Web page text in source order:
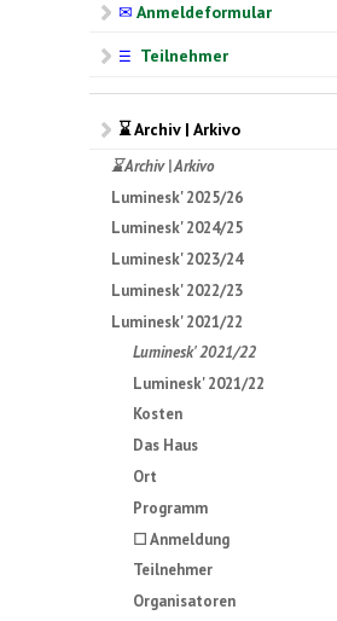
✉ Anmeldeformular
☰ Teilnehmer
⌛ Archiv | Arkivo
⌛ Archiv | Arkivo
Luminesk' 2025/26
Luminesk' 2024/25
Luminesk' 2023/24
Luminesk' 2022/23
Luminesk' 2021/22
Luminesk' 2021/22
Luminesk' 2021/22
Kosten
Das Haus
Ort
Programm
☐ Anmeldung
Teilnehmer
Organisatoren